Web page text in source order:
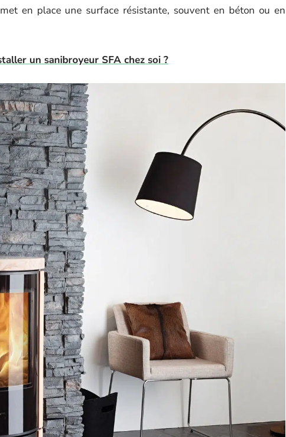
en place une surface résistante, souvent en béton ou en
un sanibroyeur SFA chez soi ?